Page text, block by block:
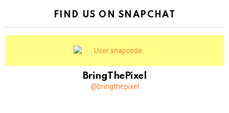
FIND US ON SNAPCHAT
BringThePixel
@bringthepixel